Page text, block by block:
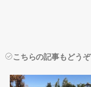
こちらの記事もどうぞ